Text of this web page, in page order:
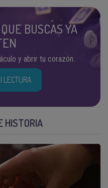
BUSCAS YA
y abrir tu corazón.
LECTURA
HISTORIA